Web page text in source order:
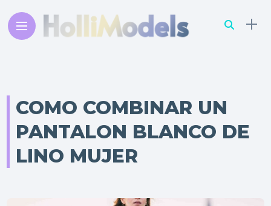
COMO COMBINAR UN
PANTALON BLANCO DE
LINO MUJER